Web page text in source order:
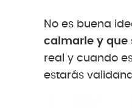
No es buena
calmarle y que
real y cuando
estarás